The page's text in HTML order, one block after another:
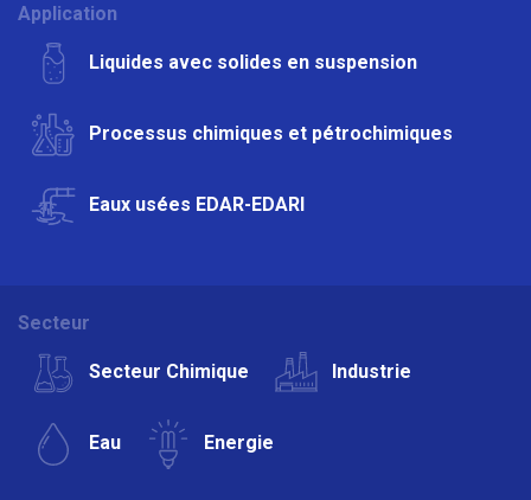
Application
Liquides avec solides en suspension
Processus chimiques et pétrochimiques
Eaux usées EDAR-EDARI
Secteur
Secteur Chimique Industrie
Eau Energie